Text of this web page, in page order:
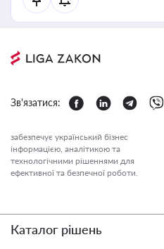
Зв'язатися:
забезпечує український бізнес
інформацією, аналітикою та
технологічними рішеннями для
ефективної та безпечної роботи.
Каталог рішень